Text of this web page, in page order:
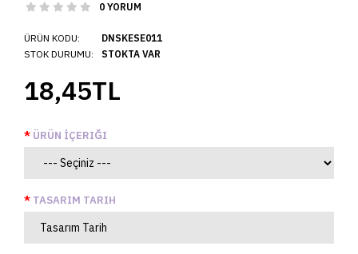
0 YORUM
ÜRÜN KODU:
STOK DURUMU:
DNSKESE011
STOKTA VAR
18,45TL
ÜRÜN İÇERIĞI
TASARIM TARIH